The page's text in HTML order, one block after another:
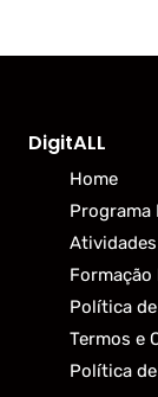
DigitALL
Home
Programa
Política
Termos e
Política